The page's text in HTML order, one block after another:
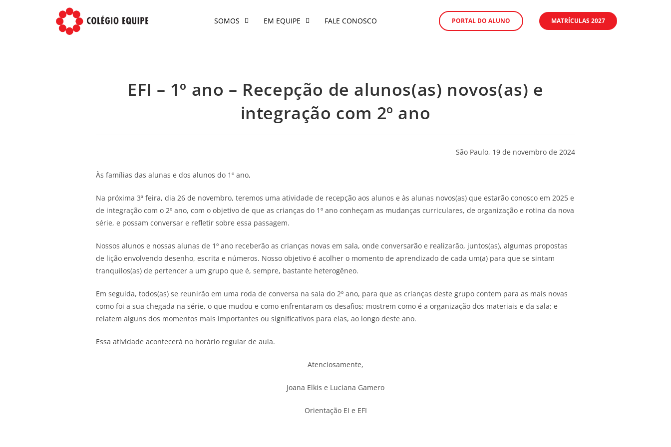
SOMOS EM EQUIPE FALE CONOSCO PORTAL DO ALUNO MATRÍCULAS 2027
EFI – 1º ano – Recepção de alunos(as) novos(as) e
integração com 2º ano
São Paulo, 19 de novembro de 2024
Às famílias das alunas e dos alunos do 1º ano,
Na próxima 3ª feira, dia 26 de novembro, teremos uma atividade de recepção aos alunos e às alunas novos(as) que estarão conosco em 2025 e
de integração com o 2º ano, com o objetivo de que as crianças do 1º ano conheçam as mudanças curriculares, de organização e rotina da nova
série, e possam conversar e refletir sobre essa passagem.
Nossos alunos e nossas alunas de 1º ano receberão as crianças novas em sala, onde conversarão e realizarão, juntos(as), algumas propostas
de lição envolvendo desenho, escrita e números. Nosso objetivo é acolher o momento de aprendizado de cada um(a) para que se sintam
tranquilos(as) de pertencer a um grupo que é, sempre, bastante heterogêneo.
Em seguida, todos(as) se reunirão em uma roda de conversa na sala do 2º ano, para que as crianças deste grupo contem para as mais novas
como foi a sua chegada na série, o que mudou e como enfrentaram os desafios; mostrem como é a organização dos materiais e da sala; e
relatem alguns dos momentos mais importantes ou significativos para elas, ao longo deste ano.
Essa atividade acontecerá no horário regular de aula.
Atenciosamente,
Joana Elkis e Luciana Gamero
Orientação EI e EFI